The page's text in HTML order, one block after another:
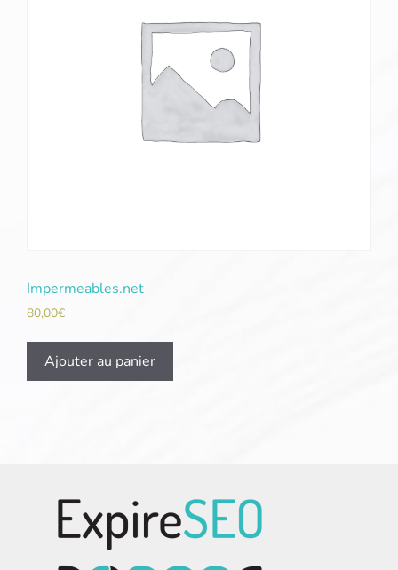
Impermeables.net
80,00€
Ajouter au panier